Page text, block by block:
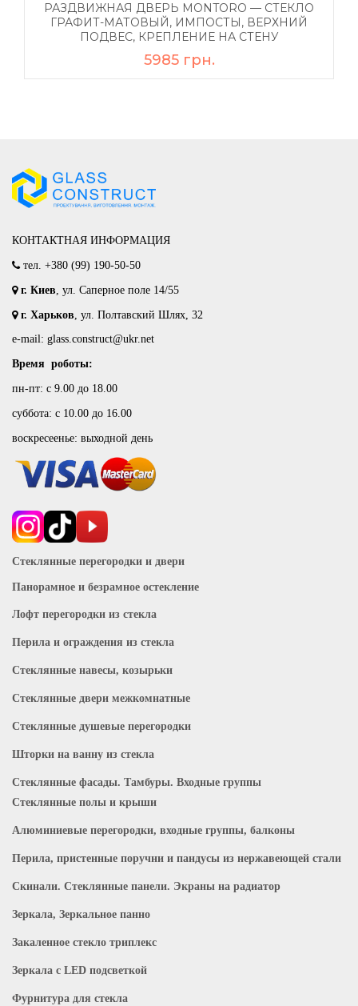
РАЗДВИЖНАЯ ДВЕРЬ MONTORO — СТЕКЛО
ГРАФИТ-МАТОВЫЙ, ИМПОСТЫ, ВЕРХНИЙ
ПОДВЕС, КРЕПЛЕНИЕ НА СТЕНУ
5985 грн.
КОНТАКТНАЯ ИНФОРМАЦИЯ
тел. +380 (99) 190-50-50
г. Киев, ул. Саперное поле 14/55
г. Харьков, ул. Полтавский Шлях, 32
e-mail: glass.construct@ukr.net
Время роботы:
пн-пт: с 9.00 до 18.00
суббота: с 10.00 до 16.00
воскресеенье: выходной день
Стеклянные перегородки и двери
Панорамное и безрамное остекление
Лофт перегородки из стекла
Перила и ограждения из стекла
Стеклянные навесы, козырьки
Стеклянные двери межкомнатные
Стеклянные душевые перегородки
Шторки на ванну из стекла
Стеклянные фасады. Тамбуры. Входные группы
Стеклянные полы и крыши
Алюминиевые перегородки, входные группы, балконы
Перила, пристенные поручни и пандусы из нержавеющей стали
Скинали. Стеклянные панели. Экраны на радиатор
Зеркала, Зеркальное панно
Закаленное стекло триплекс
Зеркала с LED подсветкой
Фурнитура для стекла